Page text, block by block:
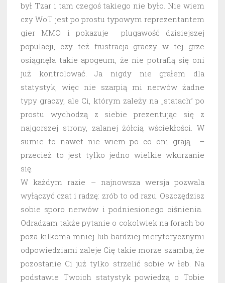
był Tzar i tam czegoś takiego nie było. Nie wiem
czy WoT jest po prostu typowym reprezentantem
gier MMO i pokazuje plugawość dzisiejszej
populacji, czy też frustracja graczy w tej grze
osiągnęła takie apogeum, że nie potrafią się oni
już kontrolować. Ja nigdy nie grałem dla
statystyk, więc nie szarpią mi nerwów żadne
typy graczy, ale Ci, którym zależy na „statach” po
prostu wychodzą z siebie prezentując się z
najgorszej strony, zalanej żółcią wściekłości. W
sumie to nawet nie wiem po co oni grają –
przecież to jest tylko jedno wielkie wkurzanie
się.
W każdym razie – najnowsza wersja pozwala
wyłączyć czat i radzę: zrób to od razu. Oszczędzisz
sobie sporo nerwów i podniesionego ciśnienia.
Odradzam także pytanie o cokolwiek na forach bo
poza kilkoma mniej lub bardziej merytorycznymi
odpowiedziami zaleje Cię takie morze szamba, że
pozostanie Ci już tylko strzelić sobie w łeb. Na
podstawie Twoich statystyk powiedzą o Tobie